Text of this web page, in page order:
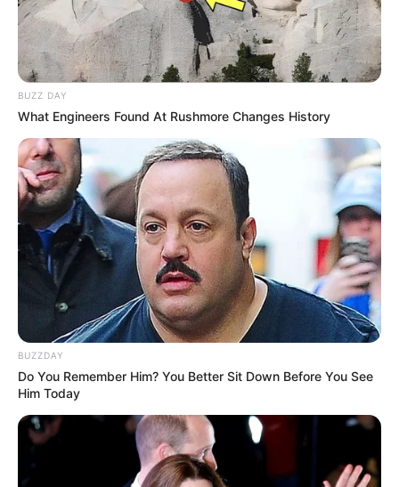
BUZZ DAY
What Engineers Found At Rushmore Changes History
BUZZDAY
Do You Remember Him? You Better Sit Down Before You See
Him Today